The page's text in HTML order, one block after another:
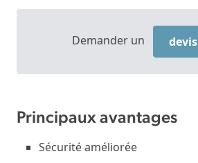
Demander un devis
Principaux avantages
Sécurité améliorée